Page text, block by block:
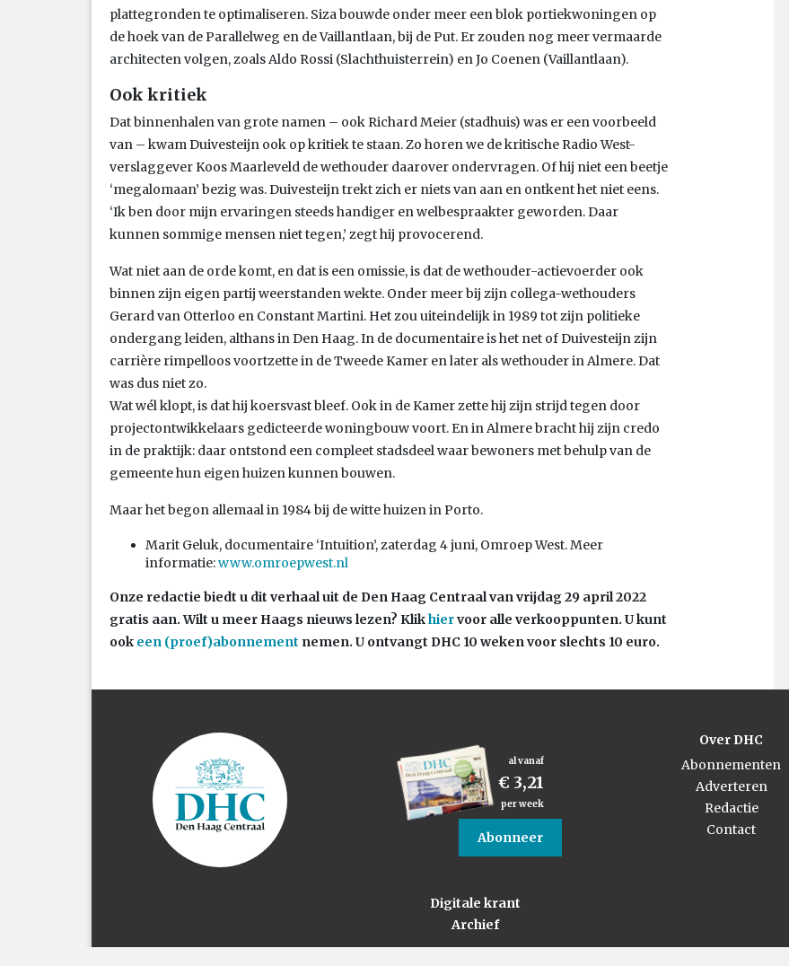
plattegronden te optimaliseren. Siza bouwde onder meer een blok portiekwoningen op
de hoek van de Parallelweg en de Vaillantlaan, bij de Put. Er zouden nog meer vermaarde
architecten volgen, zoals Aldo Rossi (Slachthuisterrein) en Jo Coenen (Vaillantlaan).
Ook kritiek
Dat binnenhalen van grote namen – ook Richard Meier (stadhuis) was er een voorbeeld
van – kwam Duivesteijn ook op kritiek te staan. Zo horen we de kritische Radio West-
verslaggever Koos Maarleveld de wethouder daarover ondervragen. Of hij niet een beetje
‘megalomaan’ bezig was. Duivesteijn trekt zich er niets van aan en ontkent het niet eens.
‘Ik ben door mijn ervaringen steeds handiger en welbespraakter geworden. Daar
kunnen sommige mensen niet tegen,’ zegt hij provocerend.
Wat niet aan de orde komt, en dat is een omissie, is dat de wethouder-actievoerder ook
binnen zijn eigen partij weerstanden wekte. Onder meer bij zijn collega-wethouders
Gerard van Otterloo en Constant Martini. Het zou uiteindelijk in 1989 tot zijn politieke
ondergang leiden, althans in Den Haag. In de documentaire is het net of Duivesteijn zijn
carrière rimpelloos voortzette in de Tweede Kamer en later als wethouder in Almere. Dat
was dus niet zo.
Wat wél klopt, is dat hij koersvast bleef. Ook in de Kamer zette hij zijn strijd tegen door
projectontwikkelaars gedicteerde woningbouw voort. En in Almere bracht hij zijn credo
in de praktijk: daar ontstond een compleet stadsdeel waar bewoners met behulp van de
gemeente hun eigen huizen kunnen bouwen.
Maar het begon allemaal in 1984 bij de witte huizen in Porto.
Marit Geluk, documentaire ‘Intuition’, zaterdag 4 juni, Omroep West. Meer
informatie:www.omroepwest.nl
Onze redactie biedt u dit verhaal uit de Den Haag Centraal van vrijdag 29 april 2022
gratis aan. Wilt u meer Haags nieuws lezen? Klikhiervoor alle verkooppunten. U kunt
ook een (proef)abonnement nemen. U ontvangt DHC 10 weken voor slechts 10 euro.
al vanaf
€ 3,21
per week
Abonneer
Digitale krant
Archief
Over DHC
Abonnementen
Adverteren
Redactie
Contact